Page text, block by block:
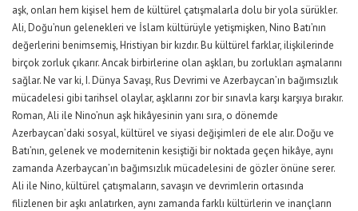
aşk, onları hem kişisel hem de kültürel çatışmalarla dolu bir yola sürükler.
Ali, Doğu’nun gelenekleri ve İslam kültürüyle yetişmişken, Nino Batı’nın
değerlerini benimsemiş, Hristiyan bir kızdır. Bu kültürel farklar, ilişkilerinde
birçok zorluk çıkarır. Ancak birbirlerine olan aşkları, bu zorlukları aşmalarını
sağlar. Ne var ki, I. Dünya Savaşı, Rus Devrimi ve Azerbaycan’ın bağımsızlık
mücadelesi gibi tarihsel olaylar, aşklarını zor bir sınavla karşı karşıya bırakır.
Roman, Ali ile Nino’nun aşk hikâyesinin yanı sıra, o dönemde
Azerbaycan’daki sosyal, kültürel ve siyasi değişimleri de ele alır. Doğu ve
Batı’nın, gelenek ve modernitenin kesiştiği bir noktada geçen hikâye, aynı
zamanda Azerbaycan’ın bağımsızlık mücadelesini de gözler önüne serer.
Ali ile Nino, kültürel çatışmaların, savaşın ve devrimlerin ortasında
filizlenen bir aşkı anlatırken, aynı zamanda farklı kültürlerin ve inançların